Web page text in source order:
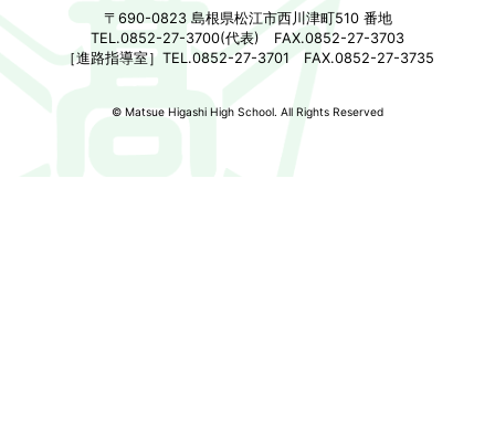
〒690-0823 島根県松江市西川津町510 番地
TEL.0852-27-3700(代表) FAX.0852-27-3703
［進路指導室］TEL.0852-27-3701 FAX.0852-27-3735
© Matsue Higashi High School. All Rights Reserved